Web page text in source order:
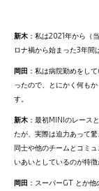
新木 ：私は2021年から（
ロナ禍から始まった3年間
岡田 ：私は病院勤めをし
ったので、とにかく何も
す。
新木 ：最初MINIのレース
たが、実際は迫力あって
同士や他のチームとコミ
いあいとしているのが特徴
岡田 ：スーパーGT とか